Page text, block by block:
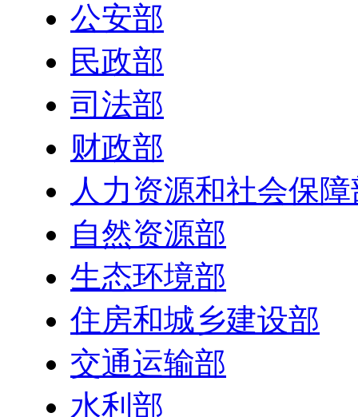
公安部
民政部
司法部
财政部
人力资源和社会保
自然资源部
生态环境部
住房和城乡建设部
交通运输部
水利部